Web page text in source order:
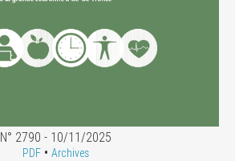
N° 2790 - 10/11/2025
PDF• Archives